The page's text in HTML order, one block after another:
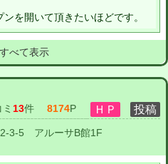
を開いて頂きたいほどです。
べて表示
13件 8174P
2-3-5 アルーサB館1F